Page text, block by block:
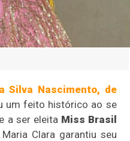
Silva Nascimento, de
um feito histórico ao se
a ser eleita Miss Brasil
Clara garantiu seu